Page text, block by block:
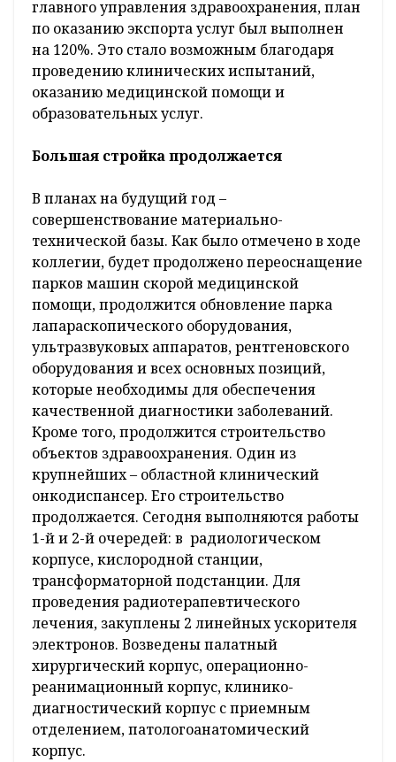
главного управления здравоохранения, план
по оказанию экспорта услуг был выполнен
на 120%. Это стало возможным благодаря
проведению клинических испытаний,
оказанию медицинской помощи и
образовательных услуг.
Большая стройка продолжается
В планах на будущий год –
совершенствование материально-
технической базы. Как было отмечено в ходе
коллегии, будет продолжено переоснащение
парков машин скорой медицинской
помощи, продолжится обновление парка
лапараскопического оборудования,
ультразвуковых аппаратов, рентгеновского
оборудования и всех основных позиций,
которые необходимы для обеспечения
качественной диагностики заболеваний.
Кроме того, продолжится строительство
объектов здравоохранения. Один из
крупнейших – областной клинический
онкодиспансер. Его строительство
продолжается. Сегодня выполняются работы
1-й и 2-й очередей: в радиологическом
корпусе, кислородной станции,
трансформаторной подстанции. Для
проведения радиотерапевтического
лечения, закуплены 2 линейных ускорителя
электронов. Возведены палатный
хирургический корпус, операционно-
реанимационный корпус, клинико-
диагностический корпус с приемным
отделением, патологоанатомический
корпус.